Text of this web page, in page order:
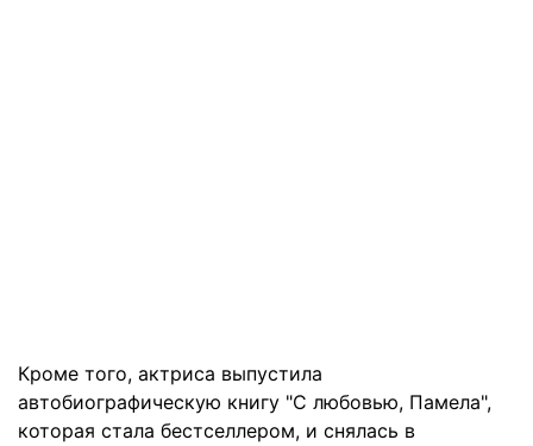
Кроме того, актриса выпустила
автобиографическую книгу "С любовью, Памела",
которая стала бестселлером, и снялась в